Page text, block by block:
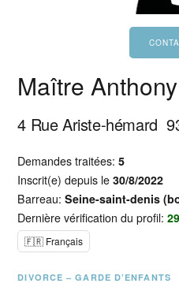
Maître
4 Rue Ariste-hémard
Demandes traitées:5
Inscrit(e) depuis le30/8/2022
Barreau:Seine-saint-denis
Dernière vérification du profil:
🇫🇷 Français
DIVORCE – GARDE D’ENFANTS